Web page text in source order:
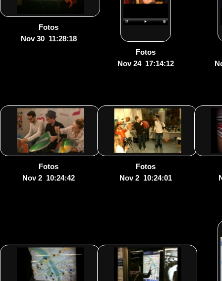
Fotos
Nov 30 11:28:18
Fotos
Nov 24 17:14:12
Fotos
Nov 2 10:24:42
Fotos
Nov 2 10:24:01